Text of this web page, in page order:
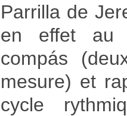
Parrilla de
en effet au
compás
mesure) et
cycle